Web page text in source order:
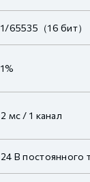
1/65535（16 бит）
1%
2 мс / 1 канал
24 В постоянного